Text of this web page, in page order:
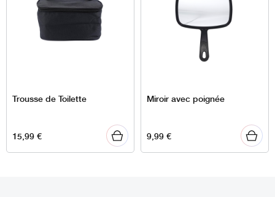
Trousse de Toilette
15,99€
Miroir avec poignée
9,99€